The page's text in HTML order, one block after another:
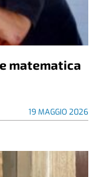
matematica
19 MAGGIO 2026